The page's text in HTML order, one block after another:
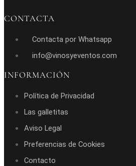
CONTACTA
Contacta por Whatsapp
info@vinosyeventos.com
INFORMACIÓN
Política de Privacidad
Las galletitas
Aviso Legal
Preferencias de Cookies
Contacto